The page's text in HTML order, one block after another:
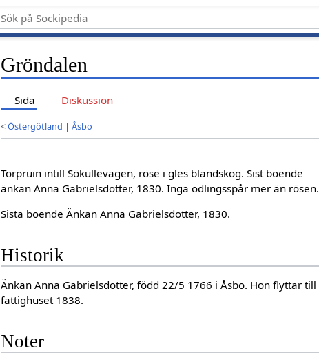
Gröndalen
Sida Diskussion
<Östergötland |Åsbo
Torpruin intill Sökullevägen, röse i gles blandskog. Sist boende
änkan Anna Gabrielsdotter, 1830. Inga odlingsspår mer än rösen.
Sista boende Änkan Anna Gabrielsdotter, 1830.
Historik
Änkan Anna Gabrielsdotter, född 22/5 1766 i Åsbo. Hon flyttar till
fattighuset 1838.
Noter